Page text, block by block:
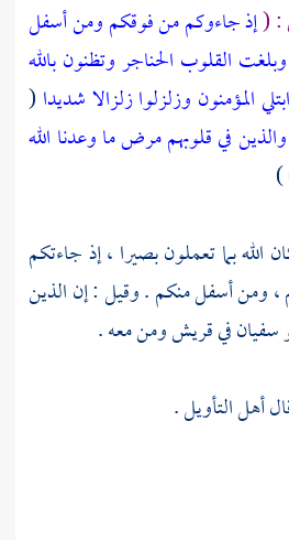
: (إذ جاءوكم من فوقكم ومن أسفل
القلوب الحناجر وتظنون بالله
المؤمنون وزلزلوا زلزالا شديدا (
في قلوبهم مرض ما وعدنا الله
بما تعملون بصيرا ، إذ جاءتكم
ومن أسفل منكم . وقيل : إن الذين
سفيانفيقريشومن معه .
أهل التأويل .